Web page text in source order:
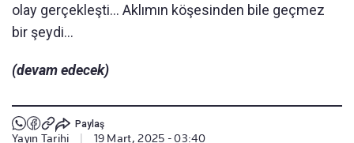
olay gerçekleşti... Aklımın köşesinden bile geçmez
bir şeydi...
(devam edecek)
Paylaş
Yayın Tarihi 19 Mart, 2025 - 03:40